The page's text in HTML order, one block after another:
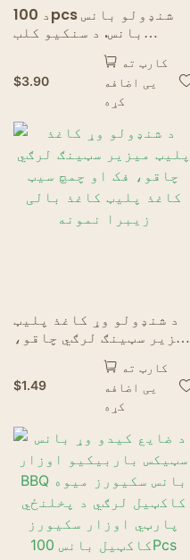
د 100pcs شنډولو بانس
بانس. د سنکیو کلب
سانډویچ ګوند لپاره د
باربیکیکز فورسیټس
ډورسټ
$3.90
کارټ ته
یی اضافه
کړه
د شنډولو وړ کاغذ پلیټ
میزیر سټینګ لرګي چاقو،
فک او چمچ سیټ کاغذ پلیټ
کاغذ بالی زیبرا نمونه
$1.49
کارټ ته
یی اضافه
کړه